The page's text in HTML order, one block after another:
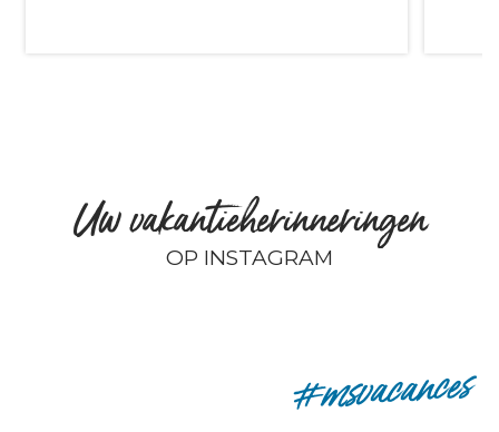
Uw vakantieherinneringen
OP INSTAGRAM
#msvacances